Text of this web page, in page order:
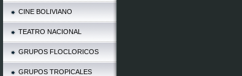
CINE BOLIVIANO
TEATRO NACIONAL
GRUPOS FLOCLORICOS
GRUPOS TROPICALES